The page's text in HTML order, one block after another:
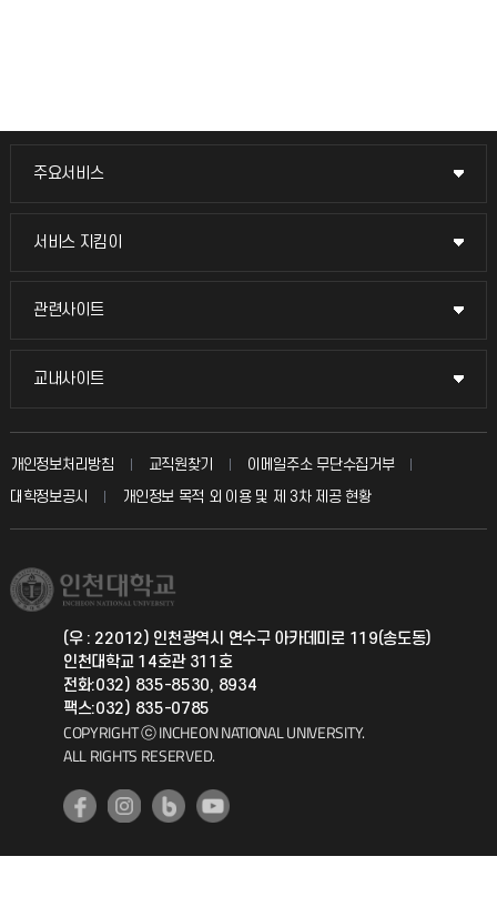
주요서비스
주요서비스
교무회의방송
입학안내
취업정보(학생)
서비스 지킴이
서비스 지킴이
묻고 답하기
칭찬마당
학생서비스 지킴이
관련사이트
관련사이트
국방헬프콜
총동문회
교내사이트
교내사이트
교수회
교육혁신본부
국제지원과
공자아카데미
기초교육원
개인정보처리방침 교직원찾기
이메일주소 무단수집거부
대학정보공시
개인정보 목적 외 이용 및 제 3차 제공 현황
(우 : 22012) 인천광역시 연수구 아카데미로 119(송도동)
인천대학교 14호관 311호
전화:032) 835-8530, 8934
팩스:032) 835-0785
COPYRIGHT ⓒ INCHEON NATIONAL UNIVERSITY.
ALL RIGHTS RESERVED.